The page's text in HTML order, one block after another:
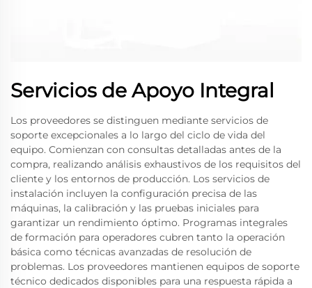
Servicios de Apoyo Integral
Los proveedores se distinguen mediante servicios de
soporte excepcionales a lo largo del ciclo de vida del
equipo. Comienzan con consultas detalladas antes de la
compra, realizando análisis exhaustivos de los requisitos del
cliente y los entornos de producción. Los servicios de
instalación incluyen la configuración precisa de las
máquinas, la calibración y las pruebas iniciales para
garantizar un rendimiento óptimo. Programas integrales
de formación para operadores cubren tanto la operación
básica como técnicas avanzadas de resolución de
problemas. Los proveedores mantienen equipos de soporte
técnico dedicados disponibles para una respuesta rápida a